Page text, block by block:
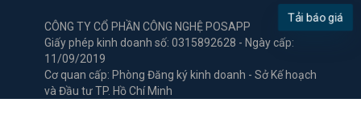
Tải báo giá
CÔNG TY CỔ PHẦN CÔNG NGHỆ POSAPP
Giấy phép kinh doanh số: 0315892628 - Ngày cấp:
11/09/2019
Cơ quan cấp: Phòng Đăng ký kinh doanh - Sở Kế hoạch
và Đầu tư TP. Hồ Chí Minh